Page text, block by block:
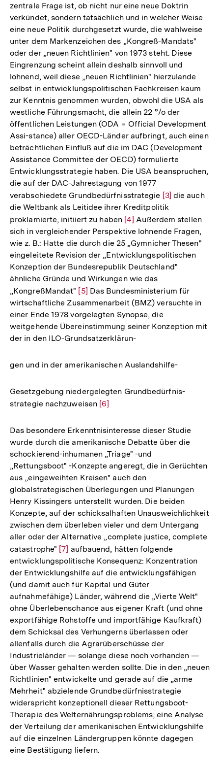
zentrale Frage ist, ob nicht nur eine neue Doktrin
verkündet, sondern tatsächlich und in welcher Weise
eine neue Politik durchgesetzt wurde, die wahlweise
unter dem Markenzeichen des „Kongreß-Mandats"
oder der „neuen Richtlinien" von 1973 steht. Diese
Eingrenzung scheint allein deshalb sinnvoll und
lohnend, weil diese „neuen Richtlinien" hierzulande
selbst in entwicklungspolitischen Fachkreisen kaum
zur Kenntnis genommen wurden, obwohl die USA als
westliche Führungsmacht, die allein 22 °/o der
öffentlichen Leistungen (ODA = Official Development
Assi-stance) aller OECD-Länder aufbringt, auch einen
beträchtlichen Einfluß auf die im DAC (Development
Assistance Committee der OECD) formulierte
Entwicklungsstrategie haben. Die USA beanspruchen,
die auf der DAC-Jahrestagung von 1977
verabschiedete Grundbedürfnisstrategie Zur
Auflösung
der
Fußnote
[3] die auch
die Weltbank als Leitidee ihrer Kreditpolitik
proklamierte, initiiert zu haben Zur
Auflösung
der
Fußnote
[4] Außerdem stellen
sich in vergleichender Perspektive lohnende Fragen,
wie z. B.: Hatte die durch die 25 „Gymnicher Thesen"
eingeleitete Revision der „Entwicklungspolitischen
Konzeption der Bundesrepublik Deutschland"
ähnliche Gründe und Wirkungen wie das
„KongreßMandat" Zur
Auflösung
der
Fußnote
[5] Das Bundesministerium für
wirtschaftliche Zusammenarbeit (BMZ) versuchte in
einer Ende 1978 vorgelegten Synopse, die
weitgehende Übereinstimmung seiner Konzeption mit
der in den ILO-Grundsatzerklärun-
gen und in der amerikanischen Auslandshilfe-
Gesetzgebung niedergelegten Grundbedürfnis-
strategie nachzuweisen Zur
der
Fußnote
[6]
Das besondere Erkenntnisinteresse dieser Studie
wurde durch die amerikanische Debatte über die
schockierend-inhumanen „Triage" -und
„Rettungsboot" -Konzepte angeregt, die in Gerüchten
aus „eingeweihten Kreisen" auch den
globalstrategischen Überlegungen und Planungen
Henry Kissingers unterstellt wurden. Die beiden
Konzepte, auf der schicksalhaften Unausweichlichkeit
zwischen dem überleben vieler und dem Untergang
aller oder der Alternative „complete justice, complete
catastrophe" Zur
Auflösung
der
Fußnote
[7] aufbauend, hätten folgende
entwicklungspolitische Konsequenz: Konzentration
der Entwicklungshilfe auf die entwicklungsfähigen
(und damit auch für Kapital und Güter
aufnahmefähige) Länder, während die „Vierte Welt"
ohne Überlebenschance aus eigener Kraft (und ohne
exportfähige Rohstoffe und importfähige Kaufkraft)
dem Schicksal des Verhungerns überlassen oder
allenfalls durch die Agrarüberschüsse der
Industrieländer — solange diese noch vorhanden —
über Wasser gehalten werden sollte. Die in den „neuen
Richtlinien" entwickelte und gerade auf die „arme
Mehrheit" abzielende Grundbedürfnisstrategie
widerspricht konzeptionell dieser Rettungsboot-
Therapie des Welternährungsproblems; eine Analyse
der Verteilung der amerikanischen Entwicklungshilfe
auf die einzelnen Ländergruppen könnte dagegen
eine Bestätigung liefern.